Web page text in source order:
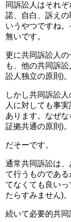
同訴訟人はそれ
諾、自白、訴え
いうやつですね
無いです。
更に共同訴訟人
も、他の共同訴
訟人独立の原則)。
しかし共同訴訟
人に対しても事
あります。なぜ
証拠共通の原則)。
だそーです。
通常共同訴訟は
て行うものであ
てなくても良い
たらすみません)。
続いて必要的共同